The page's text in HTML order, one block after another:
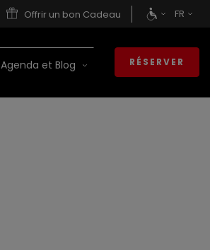
Offrir un bon Cadeau FR
Agenda et Blog RÉSERVER